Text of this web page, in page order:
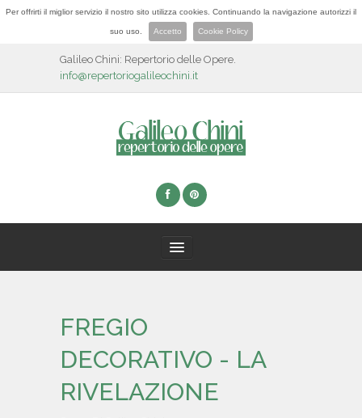
Per offrirti il miglior servizio il nostro sito utilizza cookies. Continuando la navigazione autorizzi il
suo uso. Accetto Cookie Policy
Galileo Chini: Repertorio delle Opere.
info@repertoriogalileochini.it
BIOGRAFIA
FREGIO
DECORATIVO - LA
RIVELAZIONE